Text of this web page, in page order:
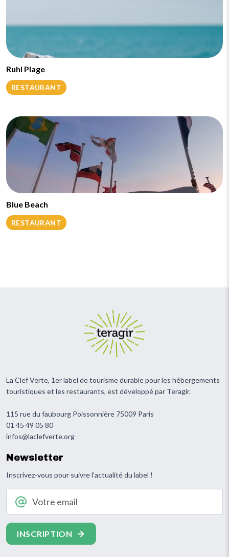
Ruhl Plage
RESTAURANT
Blue Beach
RESTAURANT
La Clef Verte, 1er label de tourisme durable pour les hébergements
touristiques et les restaurants, est développé par Teragir.
115 rue du faubourg Poissonnière 75009 Paris
01 45 49 05 80
infos@laclefverte.org
Newsletter
Inscrivez-vous pour suivre l'actualité du label !